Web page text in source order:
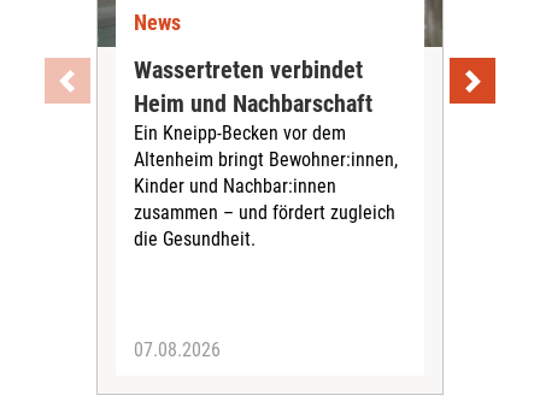
News
Wassertreten verbindet
Heim und Nachbarschaft
Ein Kneipp-Becken vor dem
Altenheim bringt Bewohner:innen,
Kinder und Nachbar:innen
zusammen – und fördert zugleich
die Gesundheit.
07.08.2026